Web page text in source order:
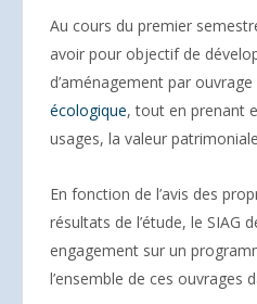
Au cours du premier
avoir pour objectif de
d’aménagement par
écologique, tout en prenant
usages, la valeur
En fonction de l’avis des
résultats de l’étude, le SIAG
engagement sur un
l’ensemble de ces ouvrages